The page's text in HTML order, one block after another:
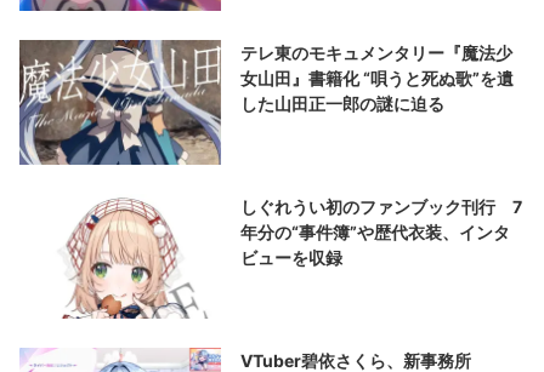
テレ東のモキュメンタリー『魔法少
女山田』書籍化 “唄うと死ぬ歌”を遺
した山田正一郎の謎に迫る
しぐれうい初のファンブック刊行 7
年分の“事件簿”や歴代衣装、インタ
ビューを収録
VTuber碧依さくら、新事務所